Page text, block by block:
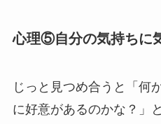
心理⑤自分の気持ちに
じっと見つめ合うと「何
に好意があるのかな？」